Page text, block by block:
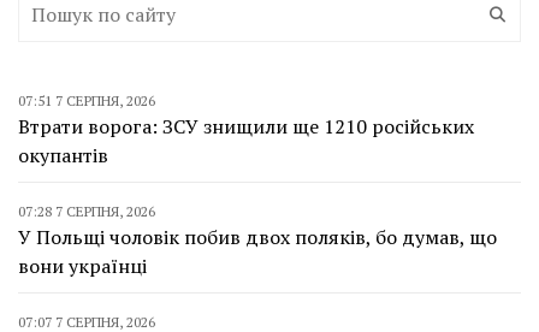
07:51 7 СЕРПНЯ, 2026
Втрати ворога: ЗСУ знищили ще 1210 російських
окупантів
07:28 7 СЕРПНЯ, 2026
У Польщі чоловік побив двох поляків, бо думав, що
вони українці
07:07 7 СЕРПНЯ, 2026